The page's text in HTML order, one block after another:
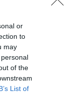
or
to
may
of the
List of